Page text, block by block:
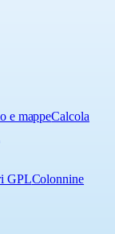
e mappeCalcola
GPLColonnine